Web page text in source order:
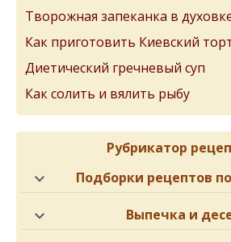
Творожная запеканка в
Как приготовить Киевский
Диетический гречневый суп
Как солить и вялить рыбу
Рубрикатор
Подборки рецептов
Выпечка и